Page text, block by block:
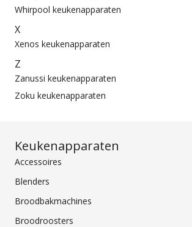
Whirpool keukenapparaten
X
Xenos keukenapparaten
Z
Zanussi keukenapparaten
Zoku keukenapparaten
Keukenapparaten
Accessoires
Blenders
Broodbakmachines
Broodroosters